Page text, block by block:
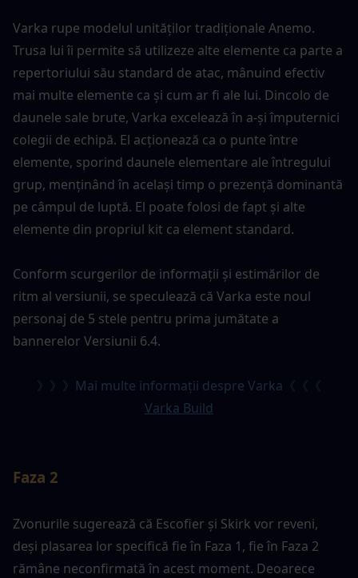
Varka rupe modelul unităților tradiționale Anemo.
Trusa lui îi permite să utilizeze alte elemente ca parte a
repertoriului său standard de atac, mânuind efectiv
mai multe elemente ca și cum ar fi ale lui. Dincolo de
daunele sale brute, Varka excelează în a-și împuternici
colegii de echipă. El acționează ca o punte între
elemente, sporind daunele elementare ale întregului
grup, menținând în același timp o prezență dominantă
pe câmpul de luptă. El poate folosi de fapt și alte
elemente din propriul kit ca element standard.
Conform scurgerilor de informații și estimărilor de
ritm al versiunii, se speculează că Varka este noul
personaj de 5 stele pentru prima jumătate a
bannerelor Versiunii 6.4.
》》》Mai multe informații despre Varka《《《
Varka Build
Faza 2
Zvonurile sugerează că Escofier și Skirk vor reveni,
deși plasarea lor specifică fie în Faza 1, fie în Faza 2
rămâne neconfirmată în acest moment. Deoarece